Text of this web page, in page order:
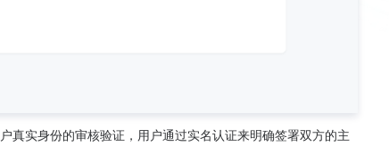
真实身份的审核验证，用户通过实名认证来明确签署双方的主